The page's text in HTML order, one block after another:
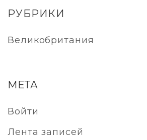
РУБРИКИ
Великобритания
МЕТА
Войти
Лента записей